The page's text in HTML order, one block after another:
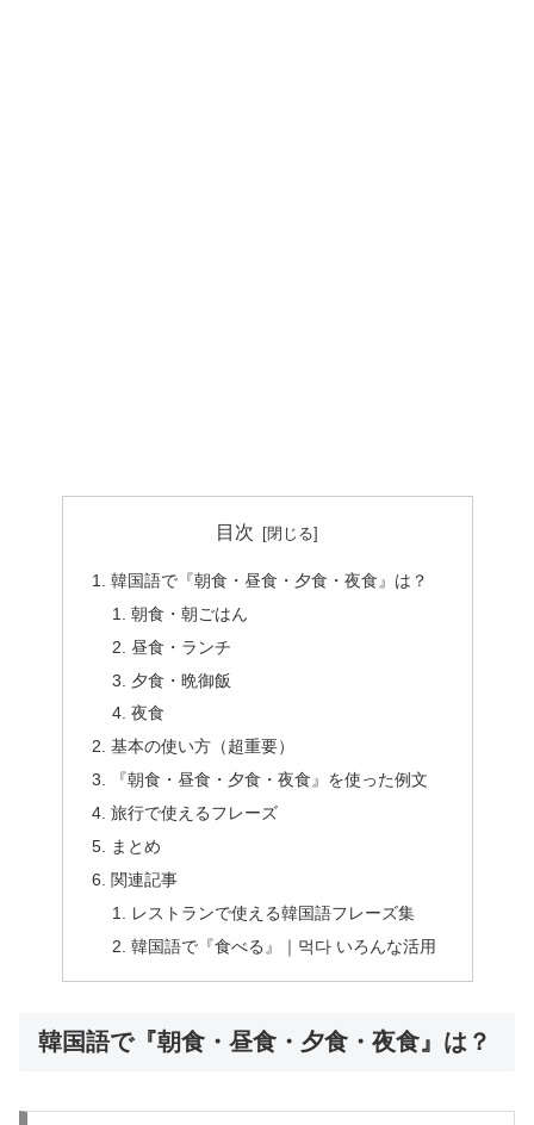
目次
韓国語で『朝食・昼食・夕食・夜食』は？
朝食・朝ごはん
昼食・ランチ
夕食・晩御飯
夜食
基本の使い方（超重要）
『朝食・昼食・夕食・夜食』を使った例文
旅行で使えるフレーズ
まとめ
関連記事
レストランで使える韓国語フレーズ集
韓国語で『食べる』｜먹다 いろんな活用
韓国語で『朝食・昼食・夕食・夜食』は？